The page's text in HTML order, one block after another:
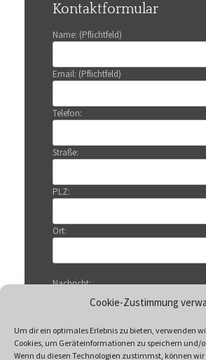
Cookie-Zustimmung
Um dir ein optimales Erlebnis zu bieten, verwenden
Cookies, um Geräteinformationen zu speichern und/
Wenn du diesen Technologien zustimmst, können
Kontaktformular
Name: (Pflichtfeld)
Email: (Pflichtfeld)
Telefon:
Straße:
PLZ:
Ort:
Nachricht: